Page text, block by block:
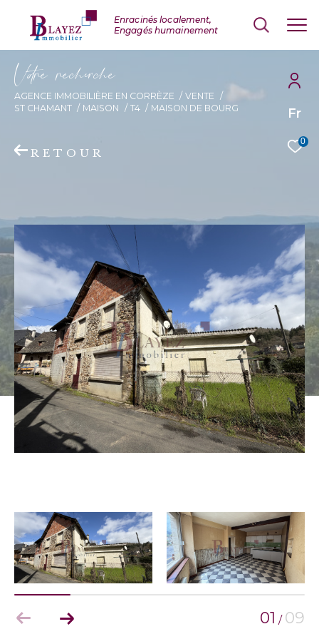
Fr
0
Vore recece
AGENCE IMMOBILIÈRE EN CORRÈZE
VENTE
ST CHAMANT
MAISON T4 MAISON DE BOURG
RETOUR
01 / 09